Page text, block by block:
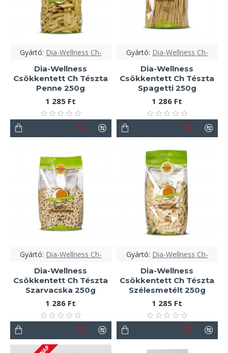
Gyártó: Dia-Wellness Ch-
Dia-Wellness
Csökkentett Ch Tészta
Penne 250g
1 285 Ft
Gyártó: Dia-Wellness Ch-
Dia-Wellness
Csökkentett Ch Tészta
Spagetti 250g
1 286 Ft
Gyártó: Dia-Wellness Ch-
Dia-Wellness
Csökkentett Ch Tészta
Szarvacska 250g
1 286 Ft
Gyártó: Dia-Wellness Ch-
Dia-Wellness
Csökkentett Ch Tészta
Szélesmetélt 250g
1 285 Ft